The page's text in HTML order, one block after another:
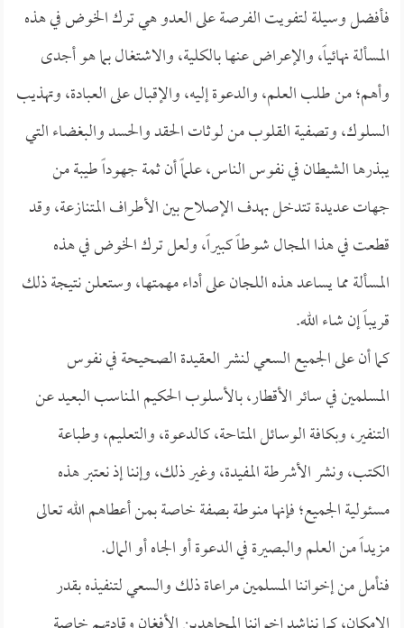
فأفضل وسيلة لتفويت الفرصة على العدو هي ترك الخوض في هذه
المسألة نهائياً، والإعراض عنها بالكلية، والاشتغال بما هو أجدى
وأهم؛ من طلب العلم، والدعوة إليه، والإقبال على العبادة، وتهذيب
السلوك، وتصفية القلوب من لوثات الحقد والحسد والبغضاء التي
يبذرها الشيطان في نفوس الناس، علماً أن ثمة جهوداً طيبة من
جهات عديدة تتدخل بهدف الإصلاح بين الأطراف المتنازعة، وقد
قطعت في هذا المجال شوطاً كبيراً، ولعل ترك الخوض في هذه
المسألة مما يساعد هذه اللجان على أداء مهمتها، وستعلن نتيجة ذلك
قريباً إن شاء الله.
كما أن على الجميع السعي لنشر العقيدة الصحيحة في نفوس
المسلمين في سائر الأقطار، بالأسلوب الحكيم المناسب البعيد عن
التنفير، وبكافة الوسائل المتاحة، كالدعوة، والتعليم، وطباعة
الكتب، ونشر الأشرطة المفيدة، وغير ذلك، وإننا إذ نعتبر هذه
مسئولية الجميع؛ فإنها منوطة بصفة خاصة بمن أعطاهم الله تعالى
مزيداً من العلم والبصيرة في الدعوة أو الجاه أو المال.
فنأمل من إخواننا المسلمين مراعاة ذلك والسعي لتنفيذه بقدر